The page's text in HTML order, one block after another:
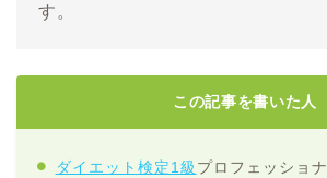
す。
この記事を書いた人
ダイエット検定1級 プロフェッショナ